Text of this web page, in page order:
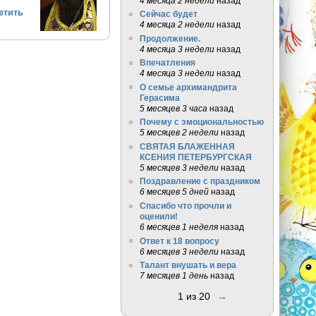
Сейчас будет
4 месяца 2 неделиназад
Продолжение.
4 месяца 3 неделиназад
Впечатления
4 месяца 3 неделиназад
О семье архимандрита
Герасима
5 месяцев 3 часа назад
Почему с эмоциональностью
5 месяцев 2 неделиназад
СВЯТАЯ БЛАЖЕННАЯ
КСЕНИЯ ПЕТЕРБУРГСКАЯ
5 месяцев 3 неделиназад
Поздравление с праздником
6 месяцев 5 днейназад
Спасибо что прочли и
оценили!
6 месяцев 1 неделяназад
Ответ к 18 вопросу
6 месяцев 3 неделиназад
Талант внушать и вера
7 месяцев 1 деньназад
1 из 20 →